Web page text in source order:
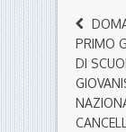
PRIMO
DI